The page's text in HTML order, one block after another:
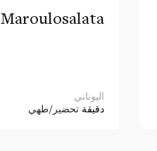
Maroulosalata
اليوناني
دقيقة تحضير/طهي